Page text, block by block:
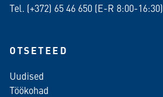
Tel. (+372) 65 46 650 (E-R 8:00-16:30)
OTSETEED
Uudised
Töökohad